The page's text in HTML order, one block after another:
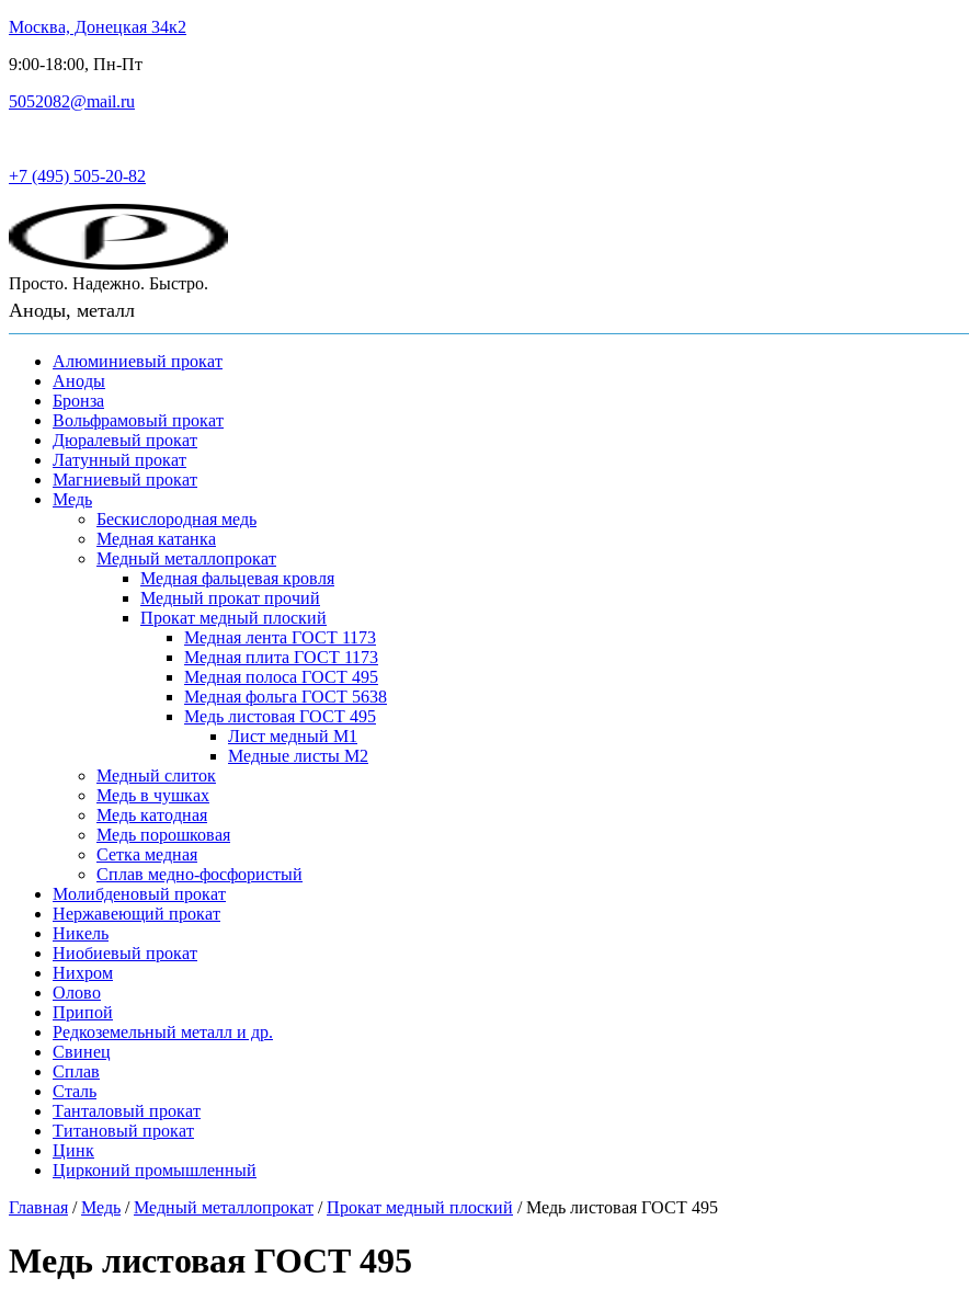
Москва, Донецкая 34к2
9:00-18:00, Пн-Пт
5052082@mail.ru
+7 (495) 505-20-82
Просто. Надежно. Быстро.
Аноды, металл
Алюминиевый прокат
Аноды
Бронза
Вольфрамовый прокат
Дюралевый прокат
Латунный прокат
Магниевый прокат
Медь
Бескислородная медь
Медная катанка
Медный металлопрокат
Медная фальцевая кровля
Медный прокат прочий
Прокат медный плоский
Медная лента ГОСТ 1173
Медная плита ГОСТ 1173
Медная полоса ГОСТ 495
Медная фольга ГОСТ 5638
Медь листовая ГОСТ 495
Лист медный М1
Медные листы М2
Медный слиток
Медь в чушках
Медь катодная
Медь порошковая
Сетка медная
Сплав медно-фосфористый
Молибденовый прокат
Нержавеющий прокат
Никель
Ниобиевый прокат
Нихром
Олово
Припой
Редкоземельный металл и др.
Свинец
Сплав
Сталь
Танталовый прокат
Титановый прокат
Цинк
Цирконий промышленный
Главная /Медь /Медный металлопрокат /Прокат медный плоский /Медь листовая ГОСТ 495
Медь листовая ГОСТ 495